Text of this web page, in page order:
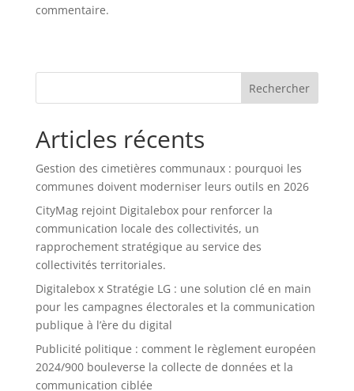
commentaire.
Rechercher
Articles récents
Gestion des cimetières communaux : pourquoi les
communes doivent moderniser leurs outils en 2026
CityMag rejoint Digitalebox pour renforcer la
communication locale des collectivités, un
rapprochement stratégique au service des
collectivités territoriales.
Digitalebox x Stratégie LG : une solution clé en main
pour les campagnes électorales et la communication
publique à l’ère du digital
Publicité politique : comment le règlement européen
2024/900 bouleverse la collecte de données et la
communication ciblée